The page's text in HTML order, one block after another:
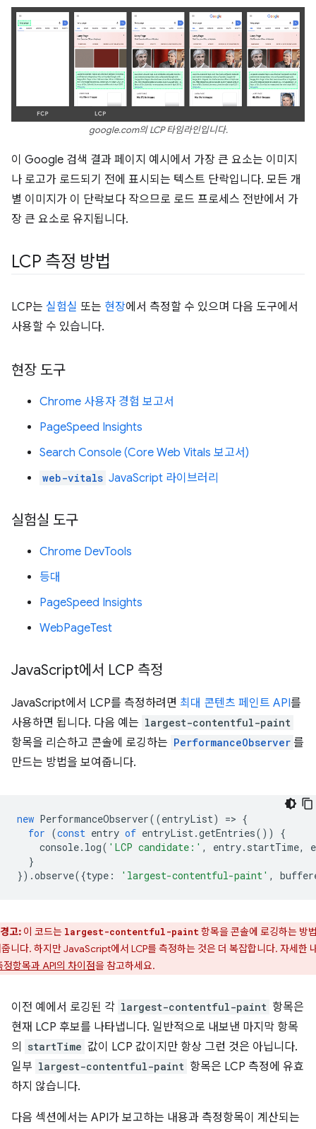
google.com의 LCP 타임라인입니다.
이 Google 검색 결과 페이지 예시에서 가장 큰 요소는 이미지
나 로고가 로드되기 전에 표시되는 텍스트 단락입니다. 모든 개
별 이미지가 이 단락보다 작으므로 로드 프로세스 전반에서 가
장 큰 요소로 유지됩니다.
LCP 측정 방법
LCP는 실험실 또는 현장에서 측정할 수 있으며 다음 도구에서
사용할 수 있습니다.
현장 도구
Chrome 사용자 경험 보고서
PageSpeed Insights
Search Console (Core Web Vitals 보고서)
web-vitals JavaScript 라이브러리
실험실 도구
Chrome DevTools
등대
PageSpeed Insights
WebPageTest
JavaScript에서 LCP 측정
JavaScript에서 LCP를 측정하려면 최대 콘텐츠 페인트 API를
사용하면 됩니다. 다음 예는 largest-contentful-paint
항목을 리슨하고 콘솔에 로깅하는 PerformanceObserver 를
만드는 방법을 보여줍니다.
new PerformanceObserver((entryList) => {
for (const entry of entryList.getEntries())
{
console. log( 'LCP candidate:' , entry. startTime,
}
}).observe({type : 'largest-contentful-paint' ,
경고: 이 코드는 largest-contentful-paint 항목을 콘솔에 로깅하는 방
니다. 하지만 JavaScript에서 LCP를 측정하는 것은 더 복잡합니다. 자세한
정항목과 API의 차이점을 참고하세요.
이전 예에서 로깅된 각 largest-contentful-paint 항목은
현재 LCP 후보를 나타냅니다. 일반적으로 내보낸 마지막 항목
의
startTime 값이 LCP 값이지만 항상 그런 것은 아닙니다.
일부 largest-contentful-paint 항목은 LCP 측정에 유효
하지 않습니다.
다음 섹션에서는 API가 보고하는 내용과 측정항목이 계산되는